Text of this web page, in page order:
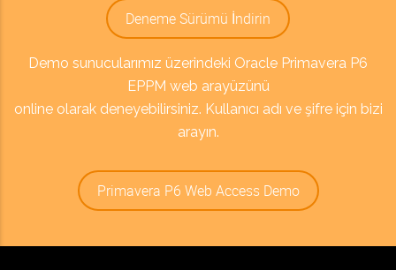
Deneme Sürümü İndirin
Demo sunucularımız üzerindeki Oracle Primavera P6
EPPM web arayüzünü
online olarak deneyebilirsiniz. Kullanıcı adı ve şifre için bizi
arayın.
Primavera P6 Web Access Demo